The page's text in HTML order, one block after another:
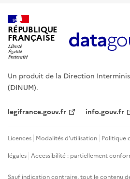
RÉPUBLIQUE
FRANÇAISE
Un produit de la Direction
(DINUM).
legifrance.gouv.fr info.gouv.fr
Licences Modalités d'utilisation Politique
légales Accessibilité : partiellement
Sauf indication contraire, tout le contenu